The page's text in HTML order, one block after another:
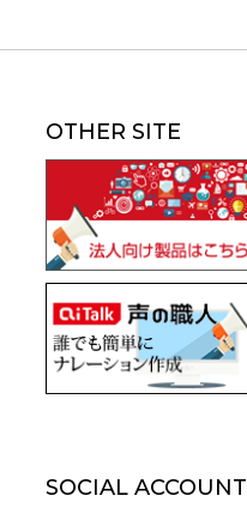
OTHER SITE
SOCIAL ACCOUNT